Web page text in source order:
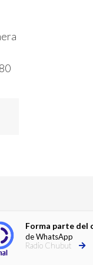
Forma parte del
de WhatsApp
Radio Chubut